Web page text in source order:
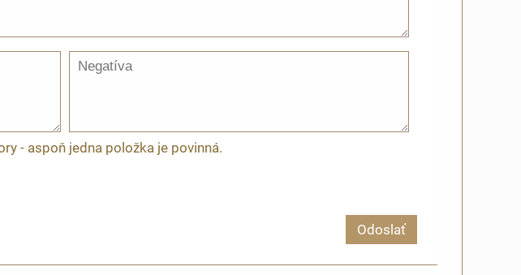
- aspoň jedna položka je povinná.
Odoslať